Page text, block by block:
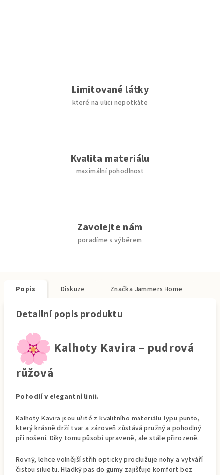
Limitované látky
které na ulici nepotkáte
Kvalita materiálu
maximální pohodlnost
Zavolejte nám
poradíme s výběrem
Popis Diskuze Značka Jammers Home
Detailní popis produktu
Kalhoty Kavira – pudrová
růžová
Pohodlí v elegantní linii.
Kalhoty Kavira jsou ušité z kvalitního materiálu typu punto,
který krásně drží tvar a zároveň zůstává pružný a pohodlný
při nošení. Díky tomu působí upraveně, ale stále přirozeně.
Rovný, lehce volnější střih opticky prodlužuje nohy a vytváří
čistou siluetu. Hladký pas do gumy zajišťuje komfort bez